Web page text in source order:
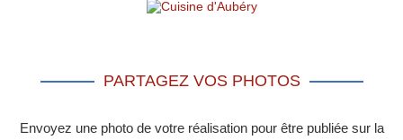
PARTAGEZ VOS PHOTOS
Envoyez une photo de votre réalisation pour être publiée sur la